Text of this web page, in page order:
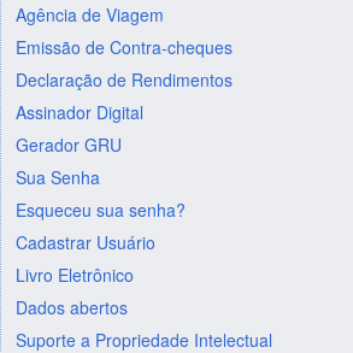
Agência de Viagem
Emissão de Contra-cheques
Declaração de Rendimentos
Assinador Digital
Gerador GRU
Sua Senha
Esqueceu sua senha?
Cadastrar Usuário
Livro Eletrônico
Dados abertos
Suporte a Propriedade Intelectual